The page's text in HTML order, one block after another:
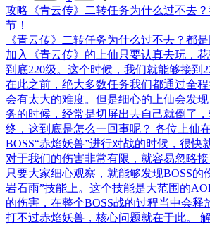
攻略 《青云传》二转任务为什么过不去
节！
《青云传》二转任务为什么过不去？都
加入《青云传》的上仙只要认真去玩，
到底220级。这个时候，我们就能够接到
在此之前，绝大多数任务我们都通过全
会有太大的难度。但是细心的上仙会发
务的时候，经常是切屏出去自己就倒了
终，这到底是怎么一回事呢？ 各位上仙
BOSS“赤焰妖兽”进行对战的时候，很快
对于我们的伤害非常有限，就容易忽略接
只要大家细心观察，就能够发现BOSS的
岩石雨”技能上。这个技能是大范围的
的伤害，在整个BOSS战的过程当中会释
打不过赤焰妖兽，核心问题就在于此。